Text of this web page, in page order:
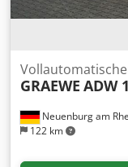
Neuenburg am
122 km
GRAEWE ADW